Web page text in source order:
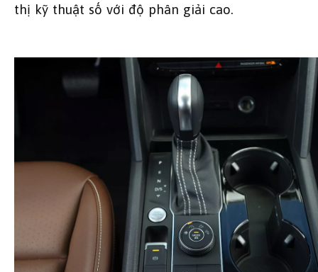
thị kỹ thuật số với độ phân giải cao.